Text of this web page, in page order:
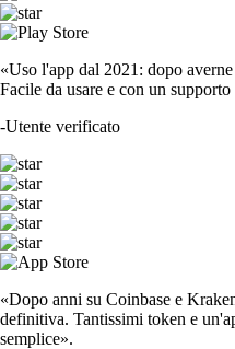
«Uso l'app dal 2021: dopo
Facile da usare e con un
-Utente verificato
«Dopo anni su Coinbase e
definitiva. Tantissimi token e
semplice».